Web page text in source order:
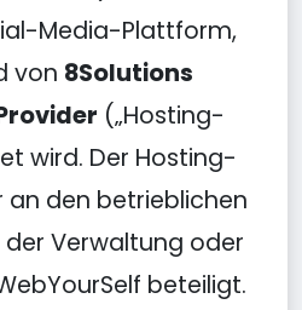
Media-Plattform,
von 8Solutions
(„Hosting-
wird. Der Hosting-
an den betrieblichen
Verwaltung oder
beteiligt.